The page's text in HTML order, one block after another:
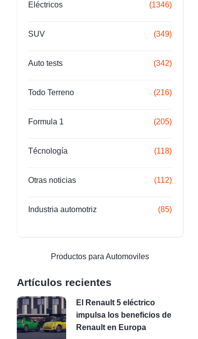
Eléctricos (1346)
SUV (349)
Auto tests (342)
Todo Terreno (216)
Formula 1 (205)
Técnología (118)
Otras noticias (112)
Industria automotriz (85)
Productos para Automoviles
Artículos recientes
El Renault 5 eléctrico
impulsa los beneficios de
Renault en Europa